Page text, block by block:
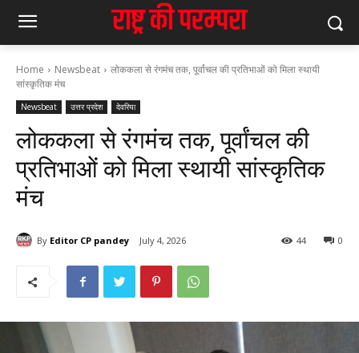
Home Newsbeat
लोककला से रंगमंच तक, पूर्वांचल की प्रतिभाओं को मिला स्थायी
सांस्कृतिक मंच
Newsbeat उत्तर प्रदेश देवरिया
लोककला से रंगमंच तक, पूर्वांचल की
प्रतिभाओं को मिला स्थायी सांस्कृतिक
मंच
By Editor CP pandey July 4, 2026 0
44